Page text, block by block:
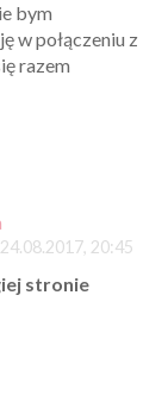
bym
w połączeniu z
razem
24.08.2017, 20:45
stronie